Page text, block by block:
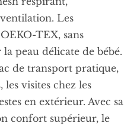
Les
TEX, sans
peau délicate de bébé.
de transport pratique,
visites chez les
en extérieur. Avec sa
confort supérieur, le